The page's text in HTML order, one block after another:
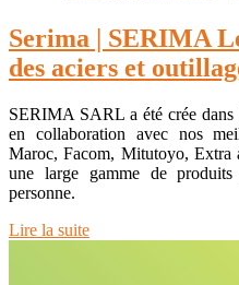
Serima | SERIMA
des aciers et
SERIMA SARL a été crée
en collaboration avec nos
Maroc, Facom, Mitutoyo, Extra
une large gamme de
personne.
Lire la suite